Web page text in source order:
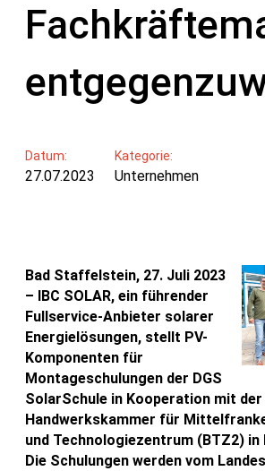
Datum:
27.07.2023
Kategorie:
Unternehmen
Bad Staffelstein, 27. Juli 2023
– IBC SOLAR, ein führender
Fullservice-Anbieter solarer
Energielösungen, stellt PV-
Komponenten für
Montageschulungen der DGS
SolarSchule in Kooperation mit der
Handwerkskammer für
und Technologiezentrum (BTZ2)
Die Schulungen werden vom